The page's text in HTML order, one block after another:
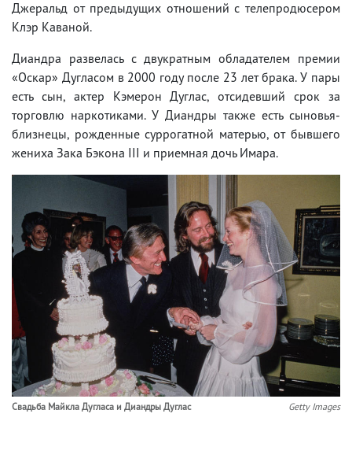
Джеральд от предыдущих отношений с телепродюсером
Клэр Каваной.
Диандра развелась с двукратным обладателем премии
«Оскар» Дугласом в 2000 году после 23 лет брака. У пары
есть сын, актер Кэмерон Дуглас, отсидевший срок за
торговлю наркотиками. У Диандры также есть сыновья-
близнецы, рожденные суррогатной матерью, от бывшего
жениха Зака ​​Бэкона III и приемная дочь Имара.
Свадьба Майкла Дугласа и Диандры Дуглас Getty Images